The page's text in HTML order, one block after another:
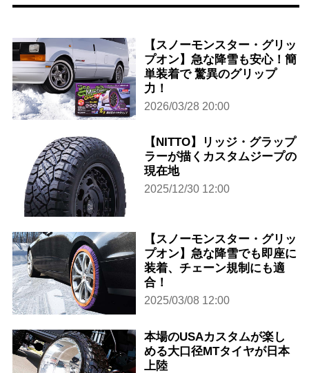
【スノーモンスター・グリッ
プオン】急な降雪も安心！簡
単装着で 驚異のグリップ
力！
2026/03/28 20:00
【NITTO】リッジ・グラップ
ラーが描くカスタムジープの
現在地
2025/12/30 12:00
【スノーモンスター・グリッ
プオン】急な降雪でも即座に
装着、チェーン規制にも適
合！
2025/03/08 12:00
本場のUSAカスタムが楽し
める大口径MTタイヤが日本
上陸